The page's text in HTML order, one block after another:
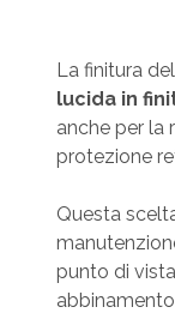
La finitura
lucida in
anche per la
protezione
Questa
punto di